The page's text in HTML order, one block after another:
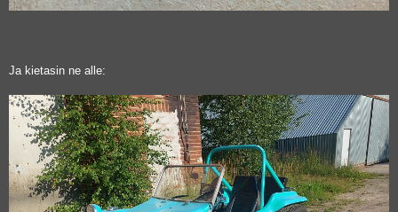
Ja kietasin ne alle: